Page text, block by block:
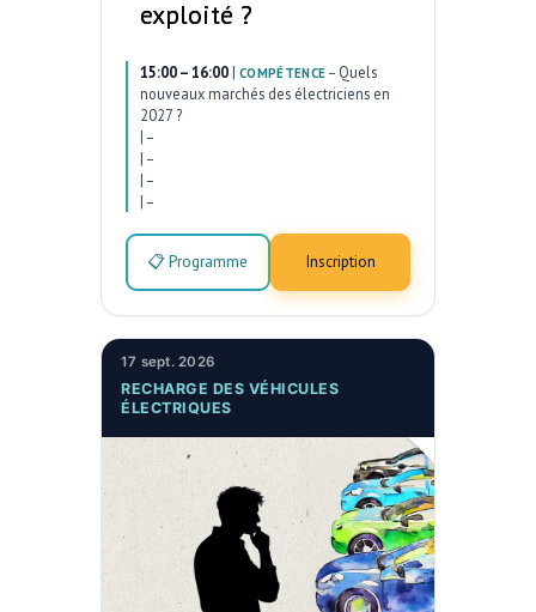
exploité ?
15:00 – 16:00 | COMPÉTENCE – Quels
nouveaux marchés des électriciens en
2027 ?
| –
| –
| –
| –
📋 Programme Inscription
17 sept. 2026
RECHARGE DES VÉHICULES
ÉLECTRIQUES